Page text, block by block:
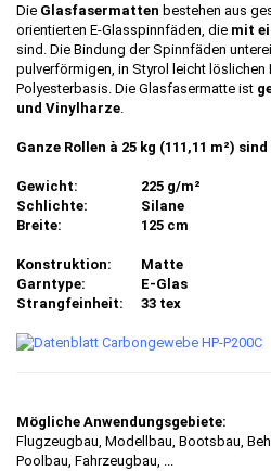
Die Glasfasermatten bestehen aus
orientierten E-Glasspinnfäden, die mit
sind. Die Bindung der Spinnfäden
pulverförmigen, in Styrol leicht löslichen
Polyesterbasis. Die Glasfasermatte ist
und Vinylharze
Ganze Rollen à 25 kg (111,11 m²)
Gewicht:
225 g/m²
Schlichte:
Silane
Breite:
125 cm
Konstruktion:
Matte
Garntype:
E-Glas
Strangfeinheit:
33 tex
Mögliche Anwendungsgebiete:
Flugzeugbau, Modellbau, Bootsbau,
Poolbau, Fahrzeugbau, ...